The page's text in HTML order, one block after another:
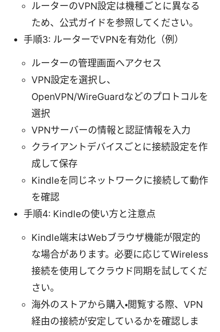
ルーターのVPN設定は機種ごとに異なる
ため、公式ガイドを参照してください。
手順3: ルーターでVPNを有効化（例）
ルーターの管理画面へアクセス
VPN設定を選択し、
OpenVPN/WireGuardなどのプロトコルを
選択
VPNサーバーの情報と認証情報を入力
クライアントデバイスごとに接続設定を作
成して保存
Kindleを同じネットワークに接続して動作
を確認
手順4: Kindleの使い方と注意点
Kindle端末はWebブラウザ機能が限定的
な場合があります。必要に応じてWireless
接続を使用してクラウド同期を試してくだ
さい。
海外のストアから購入・閲覧する際、VPN
経由の接続が安定しているかを確認しま